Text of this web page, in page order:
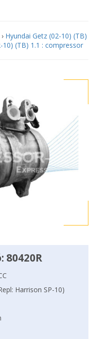
› Hyundai Getz (02-10) (TB)
10) (TB) 1.1 : compressor
Harrison SP-10)